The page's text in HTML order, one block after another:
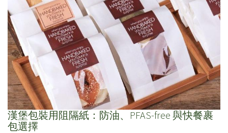
漢堡包裝用阻隔紙：防油、PFAS-free 與快餐裹
包選擇